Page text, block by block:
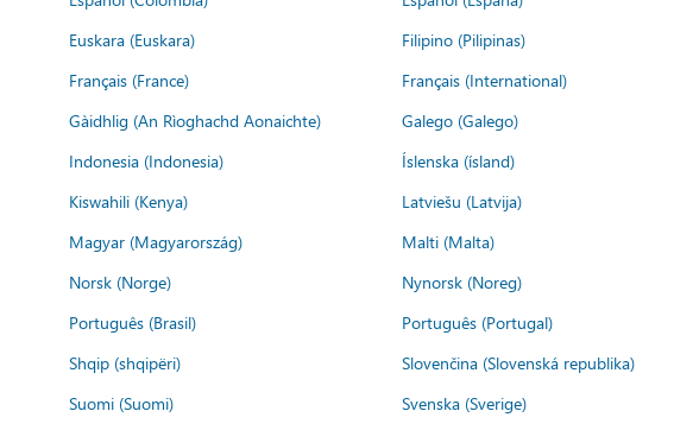
Euskara (Euskara) Filipino (Pilipinas)
Français (France) Français (International)
Gàidhlig (An Rìoghachd Aonaichte) Galego (Galego)
Indonesia (Indonesia) Íslenska (ísland)
Kiswahili (Kenya) Latviešu (Latvija)
Magyar (Magyarország) Malti (Malta)
Norsk (Norge) Nynorsk (Noreg)
Português (Brasil) Português (Portugal)
Shqip (shqipëri) Slovenčina (Slovenská republika)
Suomi (Suomi) Svenska (Sverige)